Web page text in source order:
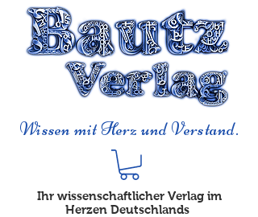
Wissen mit Herz und Verstand.
Ihr wissenschaftlicher Verlag im
Herzen Deutschlands